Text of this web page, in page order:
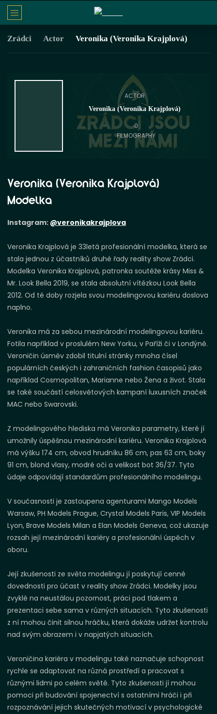
Zrádci Actor Veronika (Veronika Krajplová)
ACTOR
Veronika (Veronika Krajplová)
0
FILMOGRAPHY
Veronika (Veronika Krajplová)
Modelka
Instagram: @veronikakrajplova
Veronika Krajplová je 33letá profesionální modelka, která se
stala jednou z účastníků druhé řady reality show Zrádci.
Modelka Veronika Krajplová, patronka soutěže krásy Miss &
Mr. Look Bella 2019, se stala absolutní vítězkou Look Bella
2012. Od té doby rozjela svou modelingovou kariéru doslova
naplno.
Veronika má za sebou mezinárodní modelingovou kariéru.
Fotila například v proslulém New Yorku, v Paříži či v Londýně.
Veroničin úsměv zdobil titulní stránky mnoha čísel
populárních českých i zahraničních fashion časopisů jako
například Cosmopolitan, Marianne nebo Žena a život. Stala
se také součástí celosvětových kampaní luxusních značek
MAC nebo Swarovski.
Z modelingového hlediska má Veronika parametry, které jí
umožnily úspěšnou mezinárodní kariéru. Veronika Krajplová
má výšku 174 cm, obvod hrudníku 86 cm, pas 63 cm, boky
91 cm, blond vlasy, modré oči a velikost bot 36/37. Tyto
údaje odpovídají standardům profesionálního modelingu.
V současnosti je zastoupena agenturami Mango Models
Warsaw, PH Models Prague, Crystal Models Paris, VIP Models
Lyon, Brave Models Milan a Elan Models Geneva, což ukazuje
rozsah její mezinárodní kariéry a profesionální úspěch v
oboru.
Její zkušenosti ze světa modelingu jí poskytují cenné
dovednosti pro účast v reality show Zrádci. Modelky jsou
zvyklé na neustálou pozornost, práci pod tlakem a
prezentaci sebe sama v různých situacích. Tyto zkušenosti
z ní mohou činit silnou hráčku, která dokáže udržet kontrolu
nad svým obrazem i v napjatých situacích.
Veroničina kariéra v modelingu také naznačuje schopnost
rychle se adaptovat na různá prostředí a pracovat s
různými lidmi po celém světě. Tyto zkušenosti jí mohou
pomoci při budování spojenectví s ostatními hráči i při
rozpoznávání jejich skutečných motivací v psychologické